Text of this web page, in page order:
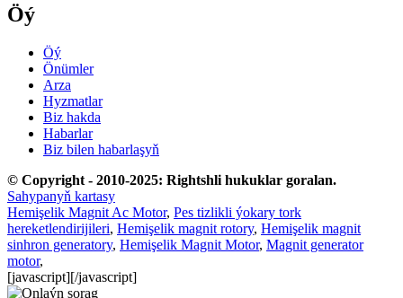
Öý
Öý
Önümler
Arza
Hyzmatlar
Biz hakda
Habarlar
Biz bilen habarlaşyň
© Copyright - 2010-2025: Rightshli hukuklar goralan.
Sahypanyň kartasy
Hemişelik Magnit Ac Motor, Pes tizlikli ýokary tork
hereketlendirijileri, Hemişelik magnit rotory, Hemişelik magnit
sinhron generatory, Hemişelik Magnit Motor, Magnit generator
motor,
[javascript][/javascript]